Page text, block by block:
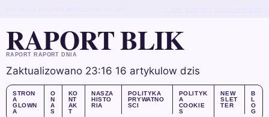
RAPORT BLIK
RAPORT RAPORT DNIA
Zaktualizowano 23:16 16 artykulow dzis
STRON
A
GLOWN
A
O
N
A
S
KO
NT
AK
T
NASZA
HISTO
RIA
POLITYKA
PRYWATNO
SCI
POLITYK
A
COOKIE
S
NEW
SLET
TER
B
L
O
G